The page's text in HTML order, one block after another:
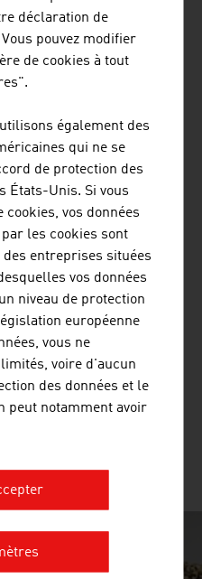
de pièces
qui se rentabilise
muraux de haute
de manière efficace et
ainsi que d'autres
des machines
le broyage, le tamisage,
voie liquide, le tri ainsi
des matières
styrienne de
du ...
déclaration de
pouvez modifier
de cookies à tout
également des
qui ne se
de protection des
États-Unis. Si vous
vos données
les cookies sont
entreprises situées
vos données
niveau de protection
européenne
vous ne
voire d'aucun
des données et le
peut notamment avoir